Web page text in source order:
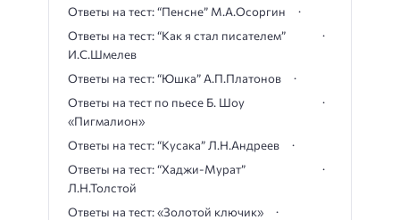
Ответы на тест: “Пенсне” М.А.Осоргин
Ответы на тест: “Как я стал писателем”
И.С.Шмелев
Ответы на тест: “Юшка” А.П.Платонов
Ответы на тест по пьесе Б. Шоу
«Пигмалион»
Ответы на тест: “Кусака” Л.Н.Андреев
Ответы на тест: “Хаджи-Мурат”
Л.Н.Толстой
Ответы на тест: «Золотой ключик»